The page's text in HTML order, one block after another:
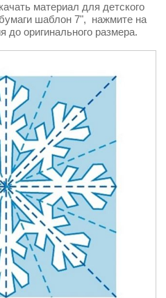
материал для детского
шаблон 7", нажмите на
до оригинального размера.